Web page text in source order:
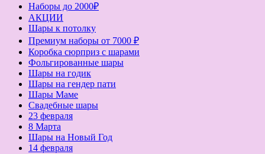
Наборы до 2000₽
АКЦИИ
Шары к потолку
Премиум наборы от 7000 ₽
Коробка сюрприз с шарами
Фольгированные шары
Шары на годик
Шары на гендер пати
Шары Маме
Свадебные шары
23 февраля
8 Марта
Шары на Новый Год
14 февраля